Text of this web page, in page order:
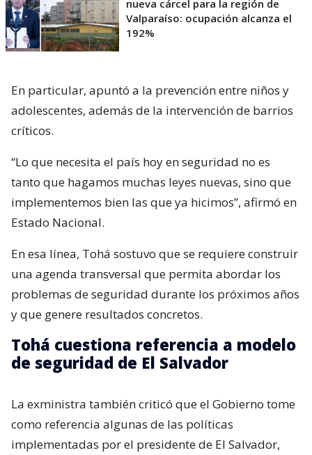
nueva cárcel para la región de
Valparaíso: ocupación alcanza el
192%
En particular, apuntó a la prevención entre niños y
adolescentes, además de la intervención de barrios
críticos.
“Lo que necesita el país hoy en seguridad no es
tanto que hagamos muchas leyes nuevas, sino que
implementemos bien las que ya hicimos”, afirmó en
Estado Nacional.
En esa línea, Tohá sostuvo que se requiere construir
una agenda transversal que permita abordar los
problemas de seguridad durante los próximos años
y que genere resultados concretos.
Tohá cuestiona referencia a modelo
de seguridad de El Salvador
La exministra también criticó que el Gobierno tome
como referencia algunas de las políticas
implementadas por el presidente de El Salvador,